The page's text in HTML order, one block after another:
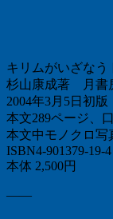
キリムがいざなう
杉山康成著 月書
2004年3月5日初版
本文289ページ、
本文中モノクロ写
ISBN4-901379-
本体 2,500円
——